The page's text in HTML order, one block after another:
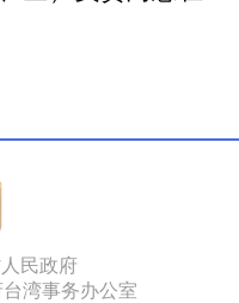
民政府
湾事务办公室